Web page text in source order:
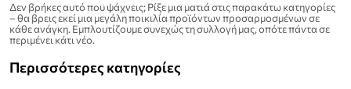
Δεν βρήκες αυτό που ψάχνεις; Ρίξε μια ματιά στις παρακάτω κατηγορίες
– θα βρεις εκεί μια μεγάλη ποικιλία προϊόντων προσαρμοσμένων σε
κάθε ανάγκη. Εμπλουτίζουμε συνεχώς τη συλλογή μας, οπότε πάντα σε
περιμένει κάτι νέο.
Περισσότερες κατηγορίες